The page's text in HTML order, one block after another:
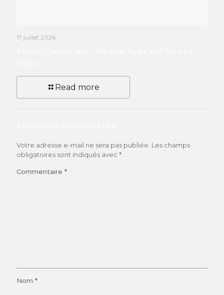
17 juillet 2026
Read more
Votre adresse e-mail ne sera pas publiée. Les champs
obligatoires sont indiqués avec *
Commentaire *
Nom *